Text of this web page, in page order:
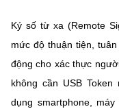
Ký số từ xa (Remote
mức độ thuận tiện,
động cho xác thực
không cần USB
dụng smartphone,